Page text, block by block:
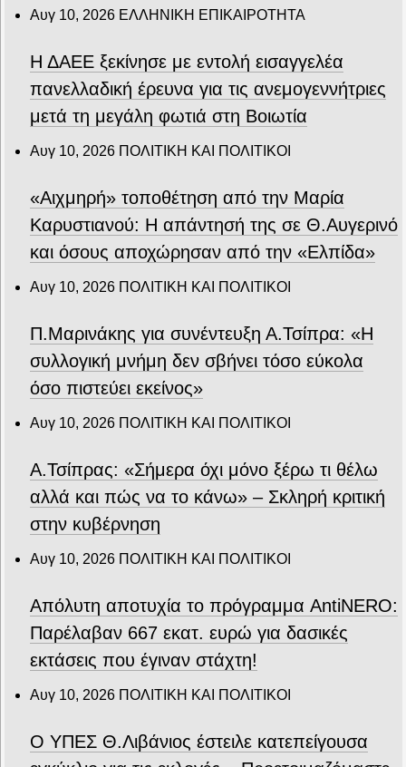
Αυγ 10, 2026 ΕΛΛΗΝΙΚΗ ΕΠΙΚΑΙΡΟΤΗΤΑ
Η ΔΑΕΕ ξεκίνησε με εντολή εισαγγελέα
πανελλαδική έρευνα για τις ανεμογεννήτριες
μετά τη μεγάλη φωτιά στη Βοιωτία
Αυγ 10, 2026 ΠΟΛΙΤΙΚΗ ΚΑΙ ΠΟΛΙΤΙΚΟΙ
«Αιχμηρή» τοποθέτηση από την Μαρία
Καρυστιανού: Η απάντησή της σε Θ.Αυγερινό
και όσους αποχώρησαν από την «Ελπίδα»
Αυγ 10, 2026 ΠΟΛΙΤΙΚΗ ΚΑΙ ΠΟΛΙΤΙΚΟΙ
Π.Μαρινάκης για συνέντευξη Α.Τσίπρα: «Η
συλλογική μνήμη δεν σβήνει τόσο εύκολα
όσο πιστεύει εκείνος»
Αυγ 10, 2026 ΠΟΛΙΤΙΚΗ ΚΑΙ ΠΟΛΙΤΙΚΟΙ
Α.Τσίπρας: «Σήμερα όχι μόνο ξέρω τι θέλω
αλλά και πώς να το κάνω» – Σκληρή κριτική
στην κυβέρνηση
Αυγ 10, 2026 ΠΟΛΙΤΙΚΗ ΚΑΙ ΠΟΛΙΤΙΚΟΙ
Απόλυτη αποτυχία το πρόγραμμα AntiNERO:
Παρέλαβαν 667 εκατ. ευρώ για δασικές
εκτάσεις που έγιναν στάχτη!
Αυγ 10, 2026 ΠΟΛΙΤΙΚΗ ΚΑΙ ΠΟΛΙΤΙΚΟΙ
Ο ΥΠΕΣ Θ.Λιβάνιος έστειλε κατεπείγουσα